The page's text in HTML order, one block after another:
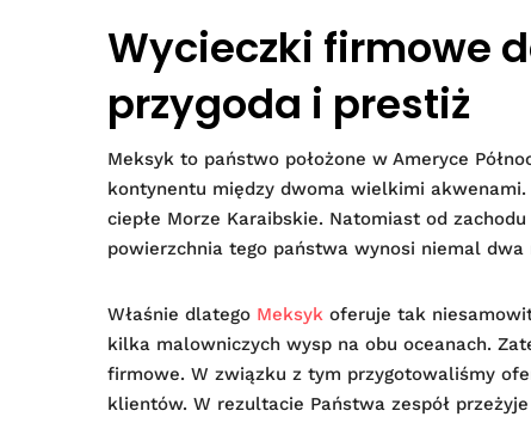
Wycieczki firmowe
przygoda i prestiż
Meksyk to państwo położone w Ameryce
kontynentu między dwoma wielkimi
ciepłe Morze Karaibskie. Natomiast od
powierzchnia tego państwa wynosi niemal
Właśnie dlatego Meksyk oferuje tak
kilka malowniczych wysp na obu oceanach.
firmowe. W związku z tym przygotowaliśmy
klientów. W rezultacie Państwa zespół